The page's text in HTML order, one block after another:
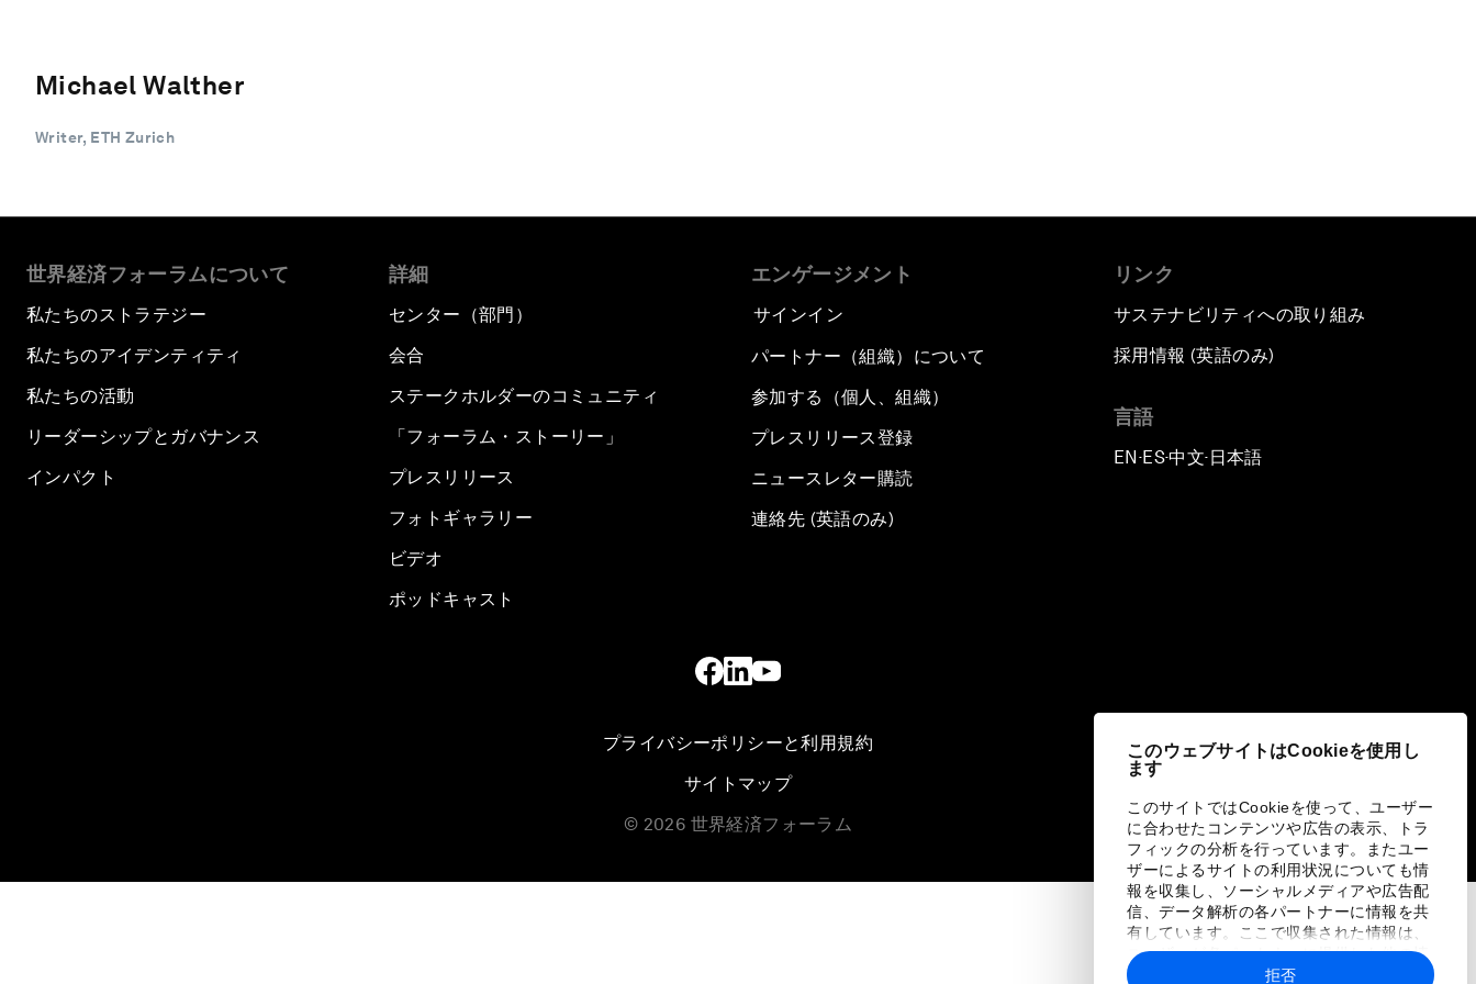
このウェブサイトはCookieを使用し
ます
このサイトではCookieを使って、ユーザー
に合わせたコンテンツや広告の表示、トラ
フィックの分析を行っています。またユー
ザーによるサイトの利用状況についても情
報を収集し、ソーシャルメディアや広告配
信、データ解析の各パートナーに情報を共
有しています。ここで収集された情報は、
ユーザーが各パートナーに提供した他の情
報や各パートナーのサービスを使用した際
拒否
Michael Walther
Writer, ETH Zurich
世界経済フォーラムについて
私たちのストラテジー
私たちのアイデンティティ
私たちの活動
リーダーシップとガバナンス
インパクト
詳細
センター（部門）
会合
ステークホルダーのコミュニティ
「フォーラム・ストーリー」
プレスリリース
フォトギャラリー
ビデオ
ポッドキャスト
エンゲージメント
サインイン
パートナー（組織）について
参加する（個人、組織）
プレスリリース登録
ニュースレター購読
連絡先 (英語のみ)
リンク
サステナビリティへの取り組み
採用情報 (英語のみ)
言語
EN ▪ES▪中文▪ 日本語
プライバシーポリシーと利用規約
サイトマップ
© 2026 世界経済フォーラム